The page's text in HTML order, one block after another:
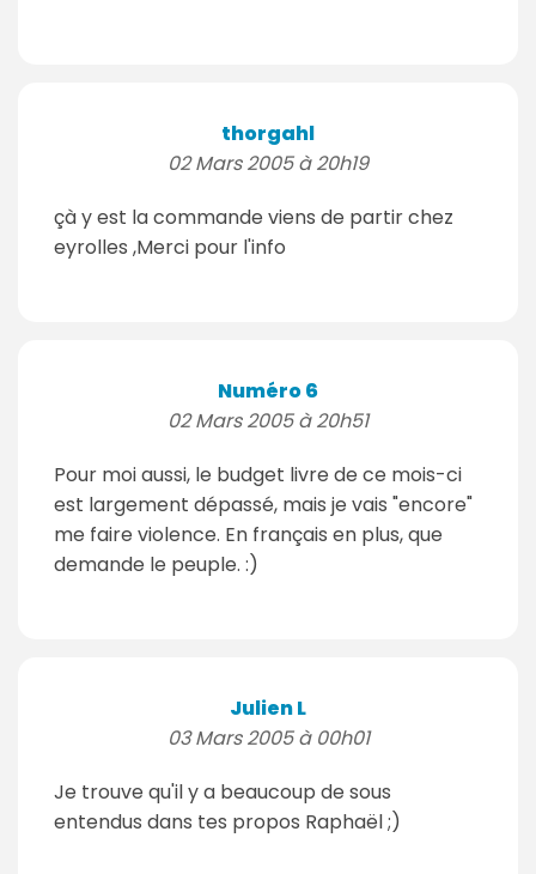
thorgahl
02 Mars 2005 à 20h19
çà y est la commande viens de partir chez
eyrolles ,Merci pour l'info
Numéro 6
02 Mars 2005 à 20h51
Pour moi aussi, le budget livre de ce mois-ci
est largement dépassé, mais je vais "encore"
me faire violence. En français en plus, que
demande le peuple. :)
Julien L
03 Mars 2005 à 00h01
Je trouve qu'il y a beaucoup de sous
entendus dans tes propos Raphaël ;)